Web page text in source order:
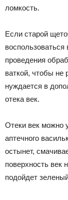
ломкость.
Если старой
проведения
ваткой, чтобы не
нуждается в
отека век.
Отеки век можно
аптечного
остынет,
поверхность век
подойдет